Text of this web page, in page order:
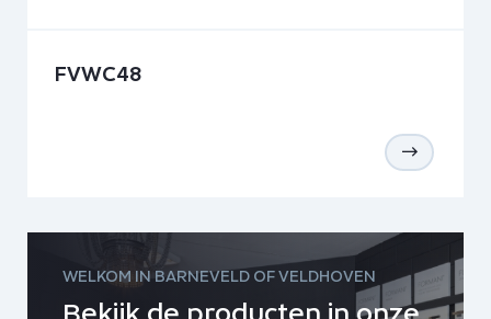
FVWC48
WELKOM IN BARNEVELD OF VELDHOVEN